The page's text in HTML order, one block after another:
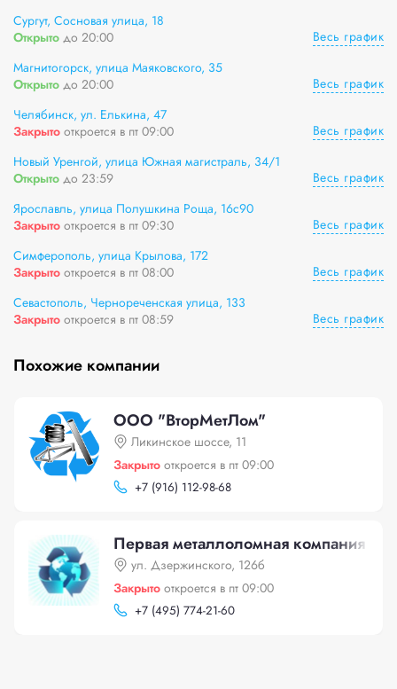
Сургут, Сосновая улица, 18
Открыто до 20:00
Весь график
Магнитогорск, улица Маяковского, 35
Открыто до 20:00
Весь график
Челябинск, ул. Елькина, 47
Закрыто откроется в пт 09:00
Весь график
Новый Уренгой, улица Южная магистраль, 34/1
Открыто до 23:59
Весь график
Ярославль, улица Полушкина Роща, 16с90
Закрыто откроется в пт 09:30
Весь график
Симферополь, улица Крылова, 172
Закрыто откроется в пт 08:00
Весь график
Севастополь, Чернореченская улица, 133
Закрыто откроется в пт 08:59 Весь график
Похожие компании
ООО "ВторМетЛом"
Ликинское шоссе, 11
Закрыто откроется в пт 09:00
+7 (916) 112-98-68
Первая металлоломная компания
ул. Дзержинского, 126б
Закрыто откроется в пт 09:00
+7 (495) 774-21-60